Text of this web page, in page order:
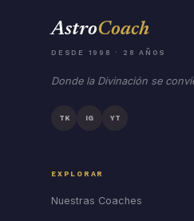
AstroCoach
DESDE 1998 · 28 AÑOS
Donde la Divinación se
TK IG YT
EXPLORAR
Nuestras Coaches